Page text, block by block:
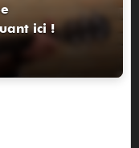
ici !